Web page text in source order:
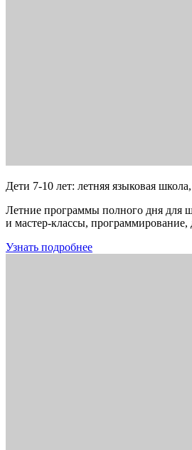
Дети 7-10 лет: летняя языковая
Летние программы полного дня для
и мастер-классы, программирование,
Узнать подробнее